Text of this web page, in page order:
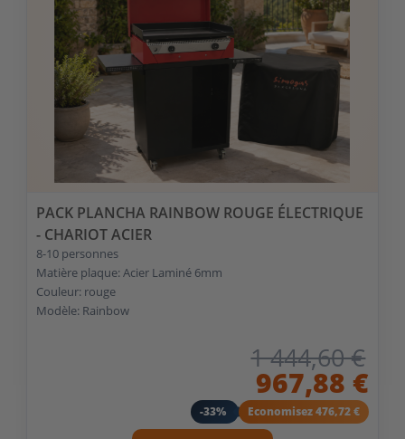
PACK PLANCHA RAINBOW ROUGE ÉLECTRIQUE
- CHARIOT ACIER
8-10 personnes
Matière plaque: Acier Laminé 6mm
Couleur: rouge
Modèle: Rainbow
1 444,60 €
967,88 €
-33% Economisez 476,72 €